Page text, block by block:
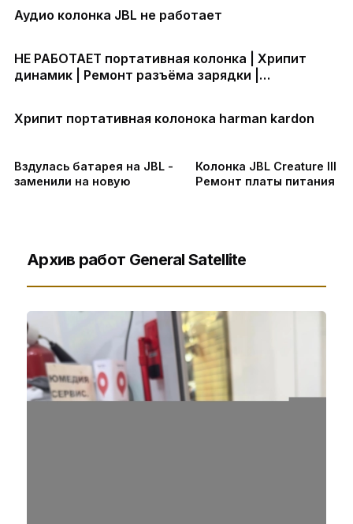
Аудио колонка JBL не работает
НЕ РАБОТАЕТ портативная колонка | Хрипит
динамик | Ремонт разъёма зарядки |
Хрипит портативная колонока harman kardon
Вздулась батарея на JBL -
заменили на новую
Колонка JBL Creature III |
Ремонт платы питания
Архив работ General Satellite